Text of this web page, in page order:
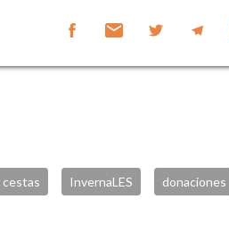
cestas InvernaLES donaciones